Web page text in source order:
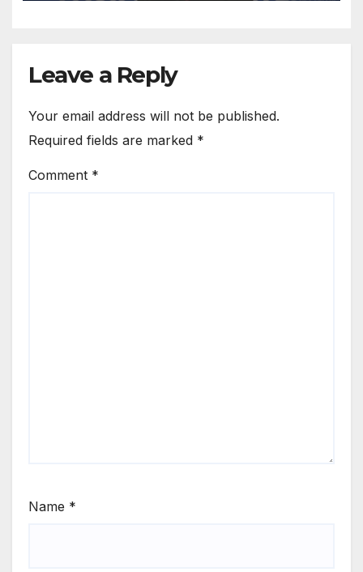
Run: 16 Wins In 18 Matches;
Leave a Reply
Your email address will not be published.
Required fields are marked *
Comment *
Name *